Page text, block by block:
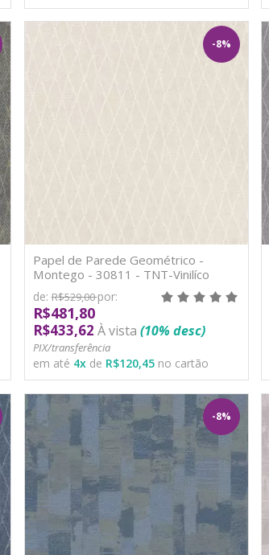
-8%
Papel de Parede Geométrico -
Montego - 30811 - TNT-Vinilíco
de: R$529,00por:
R$481,80
R$433,62 À vista (10% desc)
PIX/transferência
em até 4xde R$120,45no cartão
-8%